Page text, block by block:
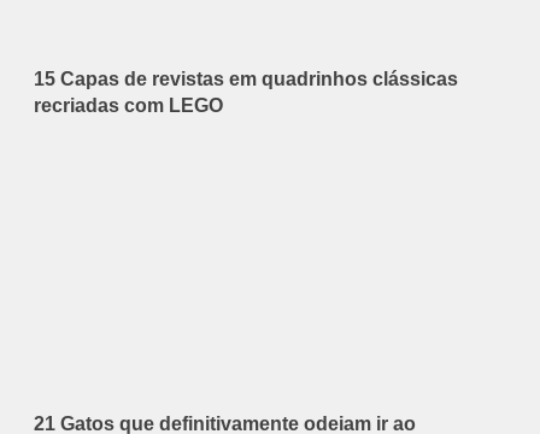
15 Capas de revistas em quadrinhos clássicas
recriadas com LEGO
21 Gatos que definitivamente odeiam ir ao